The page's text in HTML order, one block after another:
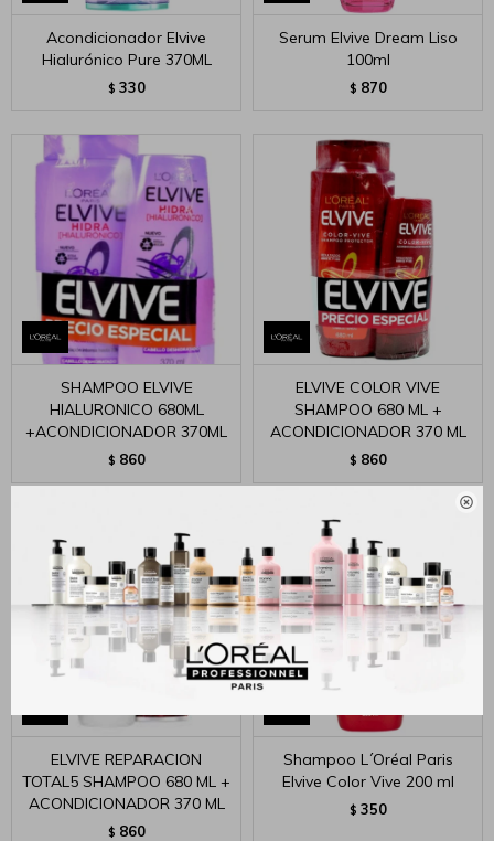

Acondicionador Elvive
Hialurónico Pure 370ML
$ 330
Serum Elvive Dream Liso
100ml
$ 870
SHAMPOO ELVIVE
HIALURONICO 680ML
+ACONDICIONADOR 370ML
$ 860
ELVIVE COLOR VIVE
SHAMPOO 680 ML +
ACONDICIONADOR 370 ML
$ 860
ELVIVE REPARACION
TOTAL5 SHAMPOO 680 ML +
ACONDICIONADOR 370 ML
$ 860
Shampoo L´Oréal Paris
Elvive Color Vive 200 ml
$ 350